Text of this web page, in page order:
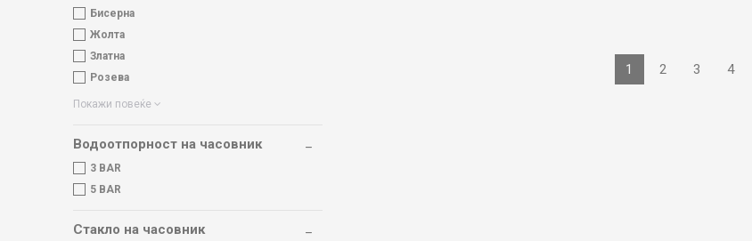
Бисерна
Жолта
Златна
Розева
Покажи повеќе
Водоотпорност на часовник
3 BAR
5 BAR
Стакло на часовник
1 2 3 4